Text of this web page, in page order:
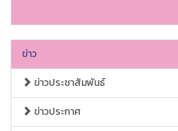
ข่าว
ข่าวประชาสัมพันธ์
ข่าวประกาศ